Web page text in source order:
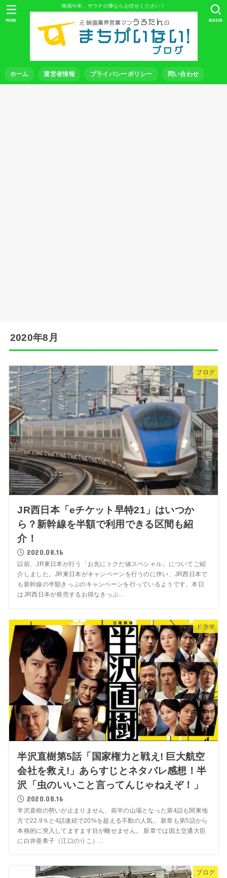
映画や本、サウナの事ならお任せください！
ホーム 運営者情報 プライバシーポリシー 問い合わせ
SEARCH
MENU
2020年8月
ブログ
JR西日本「eチケット早特21」はいつか
ら？新幹線を半額で利用できる区間も紹
介！
2020.08.16
以前、JR東日本が行う「お先にトクだ値スペシャル」についてご紹
介しました。JR東日本がキャンペーンを行うのに伴い、JR西日本で
も新幹線の半額きっぷのキャンペーンを行っているようです。本日
はJR西日本が発売するお得なきっぷ...
ドラマ
半沢直樹第5話「国家権力と戦え! 巨大航空
会社を救え!」あらすじとネタバレ感想！半
沢「虫のいいこと言ってんじゃねえぞ！」
2020.08.16
半沢直樹の勢いが止まりません、前半の山場となった第4話も関東地
方で22.9％と4話連続で20%を超える不動の人気。 新章も第5話から
本格的に突入してますます目が離せません。 新章では国土交通大臣
に白井亜希子（江口のりこ）...
ブログ